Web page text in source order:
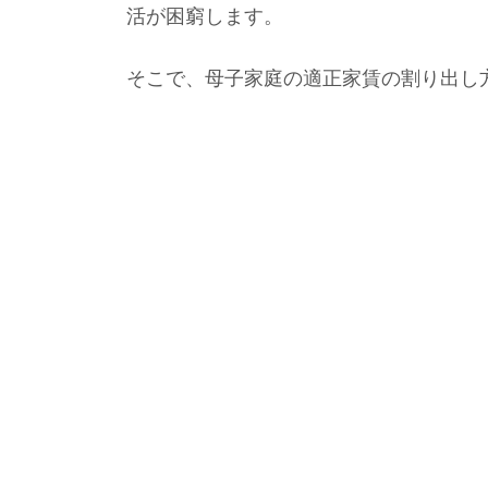
活が困窮します。
そこで、母子家庭の適正家賃の割り出し